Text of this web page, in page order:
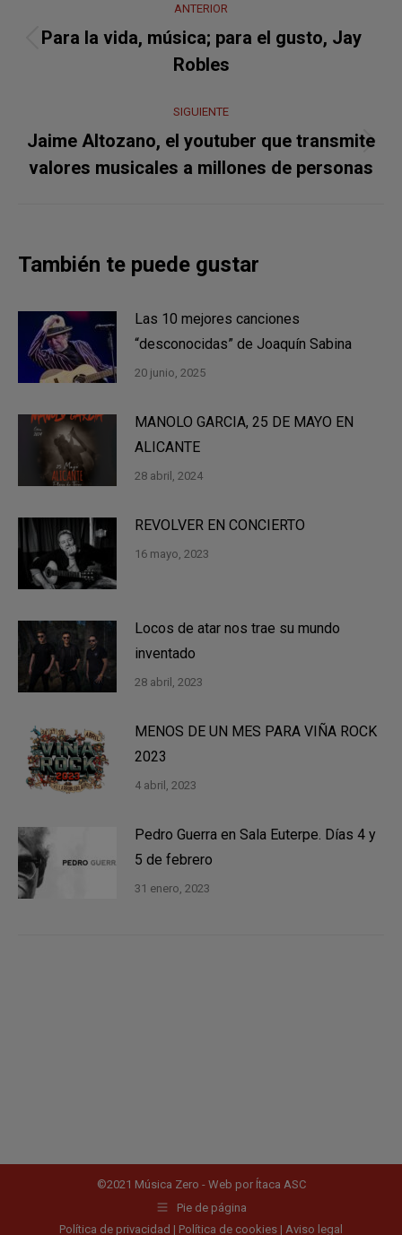
entre
publicaciones
ANTERIOR
Publicación
anterior:
Para la vida, música; para el gusto, Jay
Robles
SIGUIENTE
Publicación
siguiente:
Jaime Altozano, el youtuber que transmite
valores musicales a millones de personas
También te puede gustar
Las 10 mejores canciones
“desconocidas” de Joaquín Sabina
20 junio, 2025
MANOLO GARCIA, 25 DE MAYO EN
ALICANTE
28 abril, 2024
REVOLVER EN CONCIERTO
16 mayo, 2023
Locos de atar nos trae su mundo
inventado
28 abril, 2023
MENOS DE UN MES PARA VIÑA ROCK
2023
4 abril, 2023
Pedro Guerra en Sala Euterpe. Días 4 y
5 de febrero
31 enero, 2023
©2021 Música Zero - Web por Ítaca ASC
Pie de página
Política de privacidad | Política de cookies | Aviso legal